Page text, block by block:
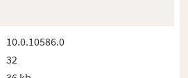
10.0.10586.0
32